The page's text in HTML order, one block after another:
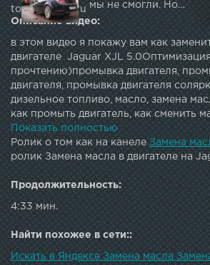
мы не смогли. Но…
topautotube.ru
Описание видео:
в этом видео я покажу вам как
двигателе Jaguar XJL
прочтению)промывка двигателя,
двигателя, промывка двигателя
дизельное топливо, масло, замена
как промыть двигатель, как сменить
уход за двигателем, обслуживание
mitsubishi, galant, legnum, 4g93,
смазки, girl power, ходос авто,
мазда, продажа контрактных
ремонт двс, замена масла дилер,
дилеры, hodos auto, если не менять
двигателя, hodosauto, academeg,
рулит, мерседес бенс 212, переборка
масла по регламенту, лонг лайф,
обзор, авто обзор мерседес 212,
Показать полностью
Ролик о том как на канеле Замена
ролик Замена масла в двигателе на
Продолжительность:
4:33 мин.
Найти похожее в сети::
Искать в Яндексе Замена масла